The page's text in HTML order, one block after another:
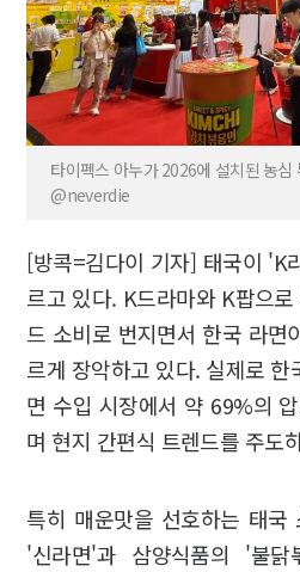
타이펙스 아누가 2026에 설치된 농
@neverdie
[방콕=김다이 기자] 태국이 'K
르고 있다. K드라마와 K팝으
드 소비로 번지면서 한국 라면
르게 장악하고 있다. 실제로
면 수입 시장에서 약 69%의
며 현지 간편식 트렌드를 주도
특히 매운맛을 선호하는 태국
'신라면'과 삼양식품의 '불